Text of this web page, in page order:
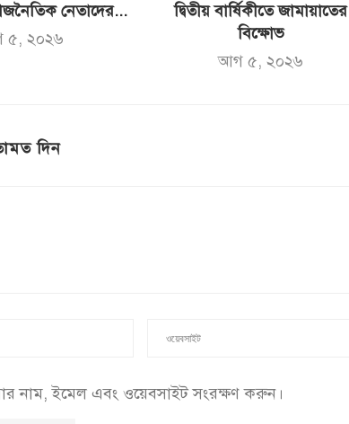
নেতাদের...
২০২৬
দ্বিতীয় বার্ষিকীতে জামায়াতের
বিক্ষোভ
আগ ৫, ২০২৬
দিন
নাম, ইমেল এবং ওয়েবসাইট সংরক্ষণ করুন।